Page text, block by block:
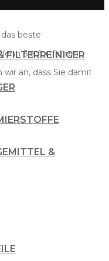
FILTERREINIGER
&
beste
Sie fortfahren,
an, dass Sie damit